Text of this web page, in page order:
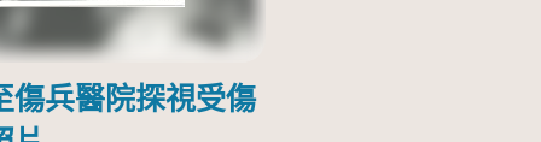
傷兵醫院探視受傷